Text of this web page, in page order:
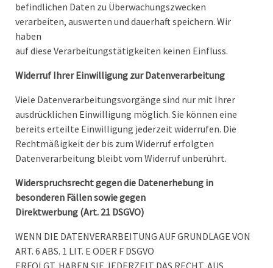
befindlichen Daten zu Überwachungszwecken
verarbeiten, auswerten und dauerhaft speichern. Wir
haben
auf diese Verarbeitungstätigkeiten keinen Einfluss.
Widerruf Ihrer Einwilligung zur Datenverarbeitung
Viele Datenverarbeitungsvorgänge sind nur mit Ihrer
ausdrücklichen Einwilligung möglich. Sie können eine
bereits erteilte Einwilligung jederzeit widerrufen. Die
Rechtmäßigkeit der bis zum Widerruf erfolgten
Datenverarbeitung bleibt vom Widerruf unberührt.
Widerspruchsrecht gegen die Datenerhebung in
besonderen Fällen sowie gegen
Direktwerbung (Art. 21 DSGVO)
WENN DIE DATENVERARBEITUNG AUF GRUNDLAGE VON
ART. 6 ABS. 1 LIT. E ODER F DSGVO